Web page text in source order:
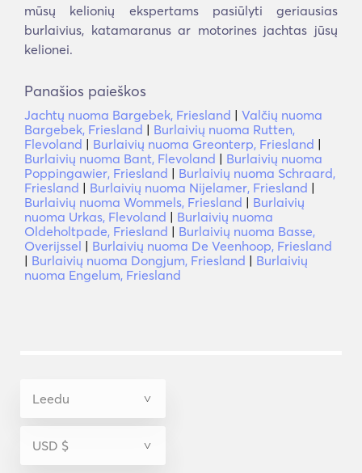
mūsų kelionių ekspertams pasiūlyti geriausias
burlaivius, katamaranus ar motorines jachtas jūsų
kelionei.
Panašios paieškos
Jachtų nuoma Bargebek, Friesland | Valčių nuoma
Bargebek, Friesland | Burlaivių nuoma Rutten,
Flevoland | Burlaivių nuoma Greonterp, Friesland |
Burlaivių nuoma Bant, Flevoland | Burlaivių nuoma
Poppingawier, Friesland | Burlaivių nuoma Schraard,
Friesland | Burlaivių nuoma Nijelamer, Friesland |
Burlaivių nuoma Wommels, Friesland | Burlaivių
nuoma Urkas, Flevoland | Burlaivių nuoma
Oldeholtpade, Friesland | Burlaivių nuoma Basse,
Overijssel | Burlaivių nuoma De Veenhoop, Friesland
| Burlaivių nuoma Dongjum, Friesland | Burlaivių
nuoma Engelum, Friesland